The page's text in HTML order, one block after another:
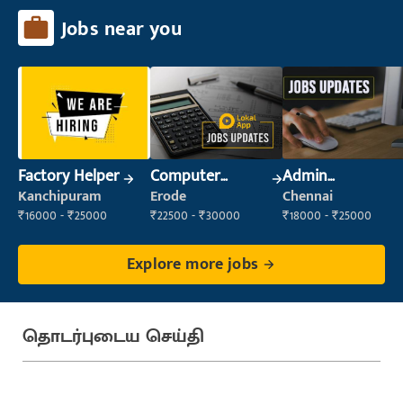
Jobs near you
Factory Helper
Kanchipuram
₹16000 - ₹25000
Computer
Operator
Erode
₹22500 - ₹30000
Admin
Supervisor
Chennai
₹18000 - ₹25000
Explore more jobs
தொடர்புடைய செய்தி